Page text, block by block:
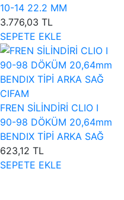
10-14 22.2 MM
3.776,03 TL
SEPETE EKLE
CIFAM
FREN SİLİNDİRİ CLIO I
90-98 DÖKÜM 20,64mm
BENDIX TİPİ ARKA SAĞ
623,12 TL
SEPETE EKLE